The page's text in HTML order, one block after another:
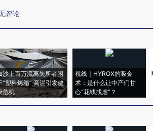
评论
沙上百万流离失所者困
“塑料烤箱” 高温引发健
危机
视线｜HYROX的吸金
术：是什么让中产们甘
心“花钱找虐”？